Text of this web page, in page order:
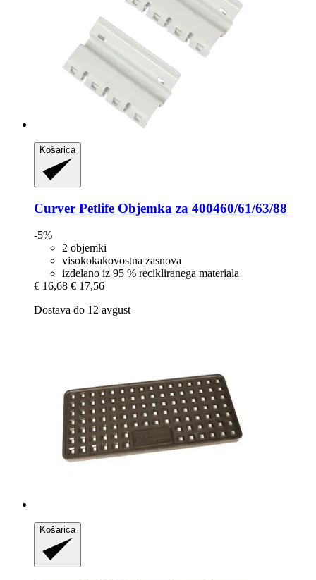
Košarica
Curver Petlife Objemka za 400460/61/63/88
-5%
2 objemki
visokokakovostna zasnova
izdelano iz 95 % recikliranega materiala
€ 16,68 € 17,56
Dostava do 12 avgust
Košarica